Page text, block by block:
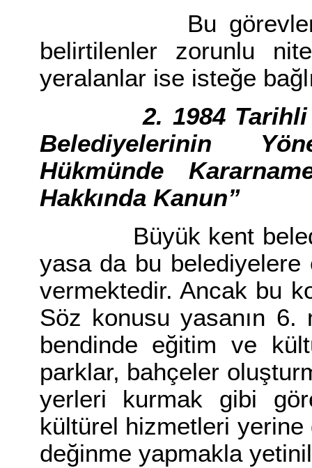
Bu görevlerden
belirtilenler zorunlu
yeralanlar ise isteğe
2. 1984
Belediyelerinin
Hükmünde
Hakkında Kanun”
Büyük kent
yasa da bu
vermektedir. Ancak bu
Söz konusu yasanın 6.
bendinde eğitim ve
parklar, bahçeler
yerleri kurmak gibi
kültürel hizmetleri
değinme yapmakla